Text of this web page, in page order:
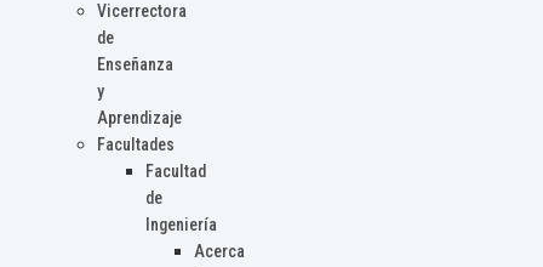
Vicerrectora
de
Enseñanza
y
Aprendizaje
Facultades
Facultad
de
Ingeniería
Acerca